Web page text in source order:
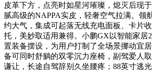
皮革下方，点亮时如星河璀璨，熄灭后现
腻高级的NAPPA实皮，轻奢空气拉满。领
约大气，集成可起落无线充电面板、卡片
托，美妙取适用兼得。小鹏GX以智能家居
置装备摆设，为用户打制了全场景挪动宜
备可同时舒躺的双零沉力座椅，副驾爱人
谦让，长途自驾辞别久坐腰疼；88英寸逃光